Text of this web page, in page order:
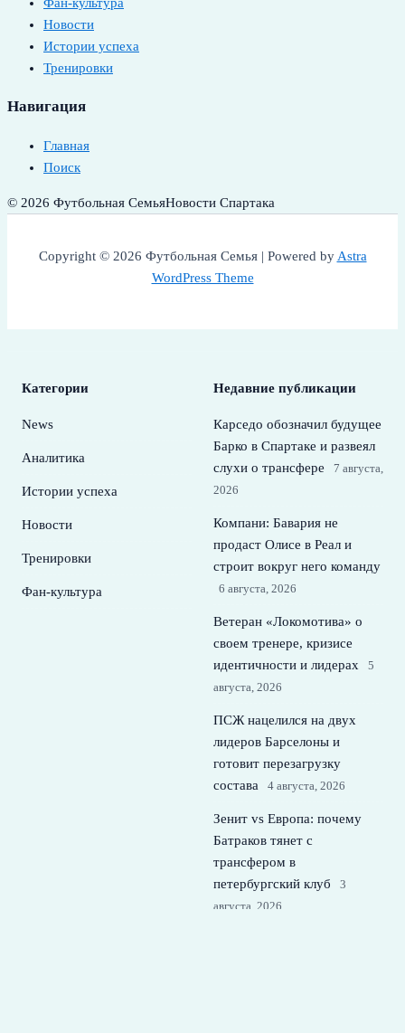
Новости
Истории успеха
Тренировки
Навигация
Главная
Поиск
© 2026 Футбольная СемьяНовости Спартака
Copyright © 2026 Футбольная Семья | Powered byAstra
WordPress Theme
Категории
News
Аналитика
Истории успеха
Новости
Тренировки
Фан-культура
Недавние публикации
Карседо обозначил будущее
Барко в Спартаке и развеял
слухи о трансфере
7 августа,
2026
Компани: Бавария не
продаст Олисе в Реал и
строит вокруг него команду
6 августа, 2026
Ветеран «Локомотива» о
своем тренере, кризисе
идентичности и лидерах
5
августа, 2026
ПСЖ нацелился на двух
лидеров Барселоны и
готовит перезагрузку
состава
4 августа, 2026
Зенит vs Европа: почему
Батраков тянет с
трансфером в
петербургский клуб
3
августа, 2026